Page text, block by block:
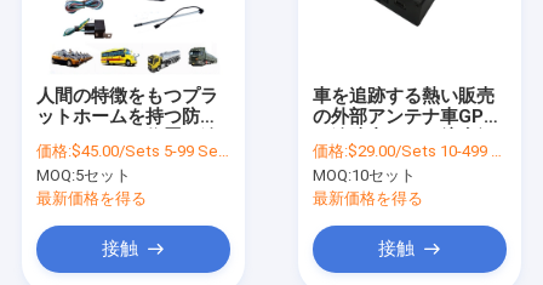
人間の特徴をもつプラ
ットホームを持つ防水
跡者車4G GPSの追跡者
価格:$45.00/Sets 5-99 Sets
MOQ:5セット
最新価格を得る
接触
車を追跡する熱い販売
の外部アンテナ車GPS
い盗聴
価格:$29.00/Sets 10-499 Sets
MOQ:10セット
最新価格を得る
接触